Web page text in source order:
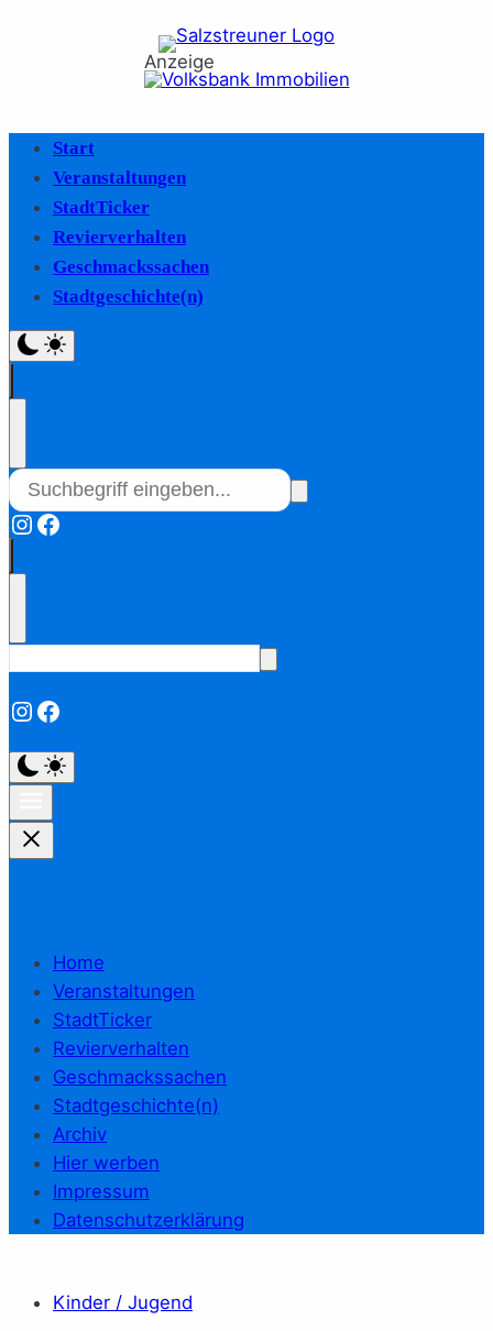
Anzeige
Start
Veranstaltungen
StadtTicker
Revierverhalten
Geschmackssachen
Stadtgeschichte(n)
Instagram
Facebook
Instagram
Facebook
Home
Veranstaltungen
StadtTicker
Revierverhalten
Geschmackssachen
Stadtgeschichte(n)
Archiv
Hier werben
Impressum
Datenschutzerklärung
Kinder / Jugend